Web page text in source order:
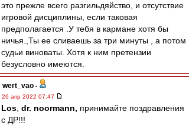
это прежле всего разгильдяйство, и отсутствие
игровой дисциплины, если таковая
предполагается .У тебя в кармане хотя бы
ничья.,Ты ее сливаешь за три минуты , а потом
судьи виноваты. Хотя к ним претензии
безусловно имеются.
wert_vao -
26 апр 2022 07:47
Los dr. noormann, принимайте поздравления
с ДР!!!